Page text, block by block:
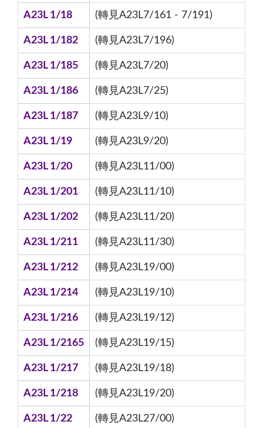
A23L 1/18 (轉見A23L7/161 - 7/191)
A23L 1/182 (轉見A23L7/196)
A23L 1/185 (轉見A23L7/20)
A23L 1/186 (轉見A23L7/25)
A23L 1/187 (轉見A23L9/10)
A23L 1/19 (轉見A23L9/20)
A23L 1/20 (轉見A23L11/00)
A23L 1/201 (轉見A23L11/10)
A23L 1/202 (轉見A23L11/20)
A23L 1/211 (轉見A23L11/30)
A23L 1/212 (轉見A23L19/00)
A23L 1/214 (轉見A23L19/10)
A23L 1/216 (轉見A23L19/12)
A23L 1/2165 (轉見A23L19/15)
A23L 1/217 (轉見A23L19/18)
A23L 1/218 (轉見A23L19/20)
A23L 1/22 (轉見A23L27/00)